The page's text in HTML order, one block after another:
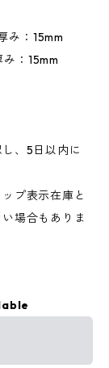
：15mm
：15mm
、5日以内に
プ表示在庫と
場合もありま